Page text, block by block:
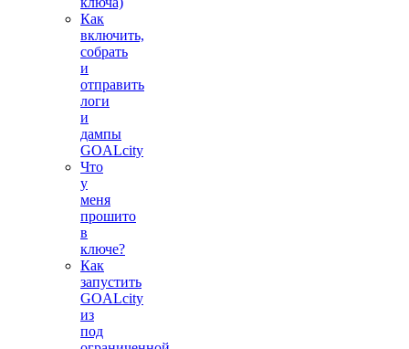
Как
включить,
собрать
и
отправить
логи
и
дампы
GOALcity
Что
у
меня
прошито
в
ключе?
Как
запустить
GOALcity
из
под